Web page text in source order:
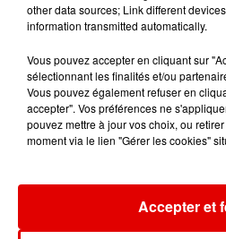
other data sources; Link different
information transmitted automatically.
Vous pouvez accepter en cliquant sur
sélectionnant les finalités et/ou
Vous pouvez également refuser en
accepter". Vos préférences ne
pouvez mettre à jour vos choix, ou
moment via le lien "Gérer les cookies"
Accepter et